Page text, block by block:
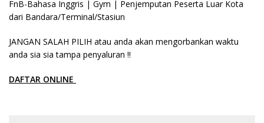
FnB-Bahasa Inggris | Gym | Penjemputan Peserta Luar Kota
dari Bandara/Terminal/Stasiun
JANGAN SALAH PILIH atau anda akan mengorbankan waktu
anda sia sia tampa penyaluran !!
DAFTAR ONLINE